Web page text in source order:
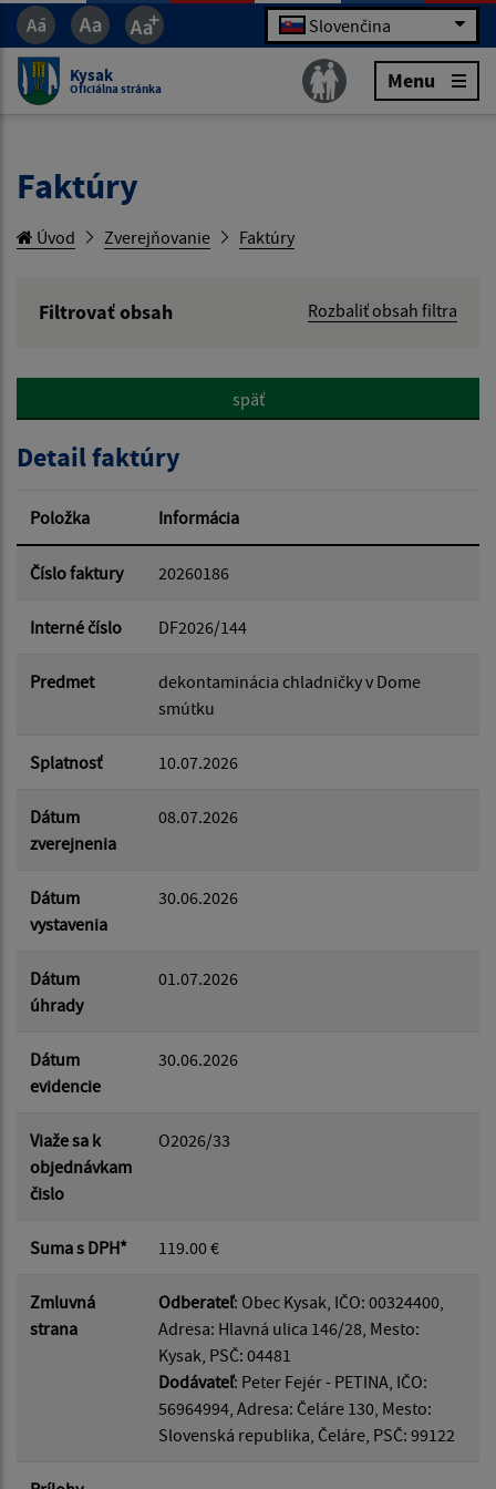
Slovenčina
Kysak
Oficiálna stránka Menu
Faktúry
Úvod Zverejňovanie Faktúry
Filtrovať obsah
Rozbaliť obsah filtra
Hľadať v:
Dátum od:
Filtrovať
späť
Detail faktúry
Položka Informácia
Číslo faktury 20260186
Interné číslo DF2026/144
Predmet
dekontaminácia chladničky v Dome
smútku
Splatnosť 10.07.2026
Dátum
zverejnenia
08.07.2026
Dátum
vystavenia
30.06.2026
Dátum
úhrady
01.07.2026
Dátum
evidencie
30.06.2026
Viaže sa k
objednávkam
čislo
O2026/33
Suma s DPH* 119.00 €
Zmluvná
strana
Odberateľ: Obec Kysak, IČO: 00324400,
Adresa: Hlavná ulica 146/28, Mesto:
Kysak, PSČ: 04481
Dodávateľ: Peter Fejér - PETINA, IČO:
56964994, Adresa: Čeláre 130, Mesto:
Slovenská republika, Čeláre, PSČ: 99122